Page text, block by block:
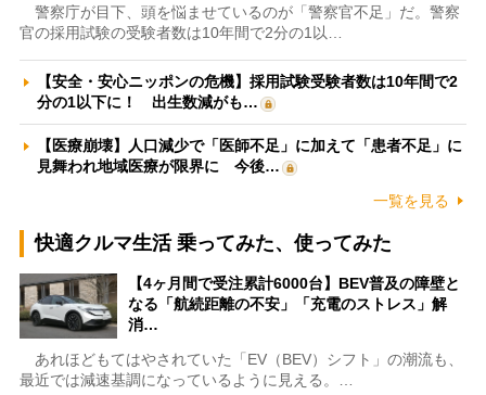
警察庁が目下、頭を悩ませているのが「警察官不足」だ。警察
官の採用試験の受験者数は10年間で2分の1以…
【安全・安心ニッポンの危機】採用試験受験者数は10年間で2
分の1以下に！ 出生数減がも…
【医療崩壊】人口減少で「医師不足」に加えて「患者不足」に
見舞われ地域医療が限界に 今後…
一覧を見る
快適クルマ生活 乗ってみた、使ってみた
【4ヶ月間で受注累計6000台】BEV普及の障壁と
なる「航続距離の不安」「充電のストレス」解
消…
あれほどもてはやされていた「EV（BEV）シフト」の潮流も、
最近では減速基調になっているように見える。…